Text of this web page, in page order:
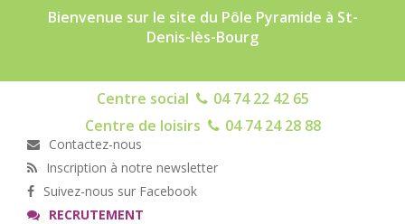
Bienvenue sur le site du Pôle Pyramide à St-
Denis-lès-Bourg
Centre social
04 74 22 42 65
Centre de loisirs
04 74 24 28 88
Contactez-nous
Inscription à notre newsletter
Suivez-nous sur Facebook
RECRUTEMENT